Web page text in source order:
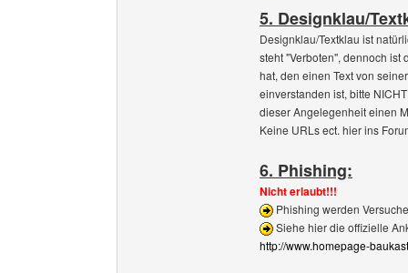
5. Designklau/
Designklau/Textklau ist
steht "Verboten", dennoch ist
hat, den einen Text von
einverstanden ist, bitte
dieser Angelegenheit einen
Keine URLs ect. hier ins
6. Phishing:
Nicht erlaubt!!!
Phishing werden
Siehe hier die offizielle
http://www.homepage-